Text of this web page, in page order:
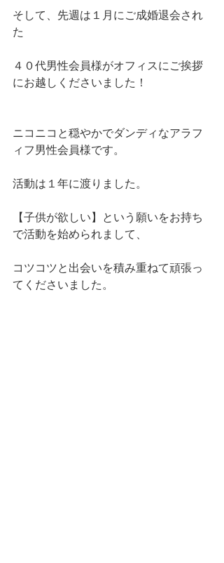
そして、先週は１月にご成婚退会され
た
４０代男性会員様がオフィスにご挨拶
にお越しくださいました！
ニコニコと穏やかでダンディなアラフ
ィフ男性会員様です。
活動は１年に渡りました。
【子供が欲しい】という願いをお持ち
で活動を始められまして、
コツコツと出会いを積み重ねて頑張っ
てくださいました。